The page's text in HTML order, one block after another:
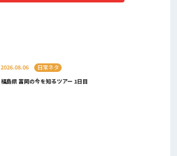
2026.08.06
日常ネタ
福島県 富岡の今を知るツアー 1日目